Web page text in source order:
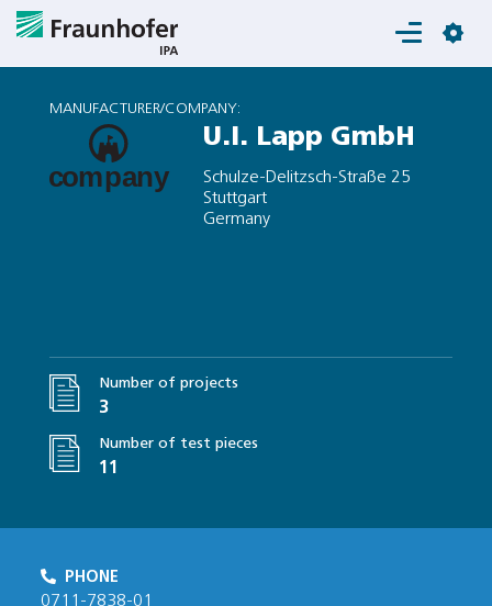
Login
MANUFACTURER/COMPANY:
U.I. Lapp GmbH
Schulze-Delitzsch-Straße 25
Stuttgart
Germany
Number of projects
3
Number of test pieces
11
PHONE
0711-7838-01